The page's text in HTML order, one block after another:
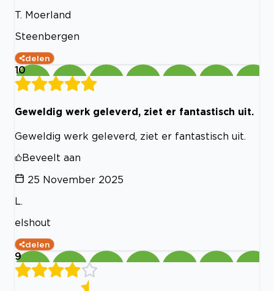
T. Moerland
Steenbergen
delen
10
Geweldig werk geleverd, ziet er fantastisch uit.
Geweldig werk geleverd, ziet er fantastisch uit.
Beveelt aan
25 November 2025
L.
elshout
delen
9